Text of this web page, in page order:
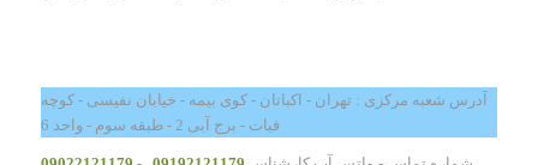
آدرس شعبه مرکزی : تهران - اکباتان - کوی بیمه - خیابان نفیسی - کوچه
فیات - برج آبی 2 - طبقه سوم - واحد 6